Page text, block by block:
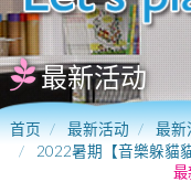
首页 最新活动
最新
2022暑期【音樂躲貓
最新活动
最